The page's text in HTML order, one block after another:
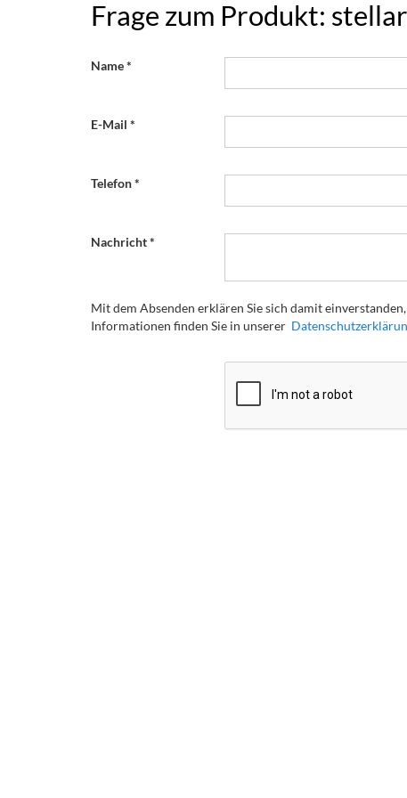
Frage zum Produkt:
Name
E-Mail
Telefon
Nachricht
Mit dem Absenden erklären Sie sich damit
Informationen finden Sie in unserer